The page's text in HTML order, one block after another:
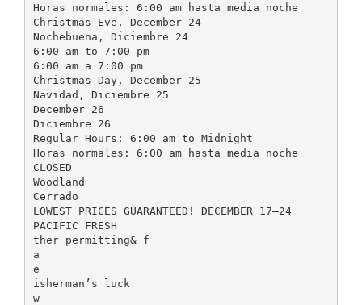
Horas normales: 6:00 am hasta media noche
Christmas Eve, December 24
Nochebuena, Diciembre 24
6:00 am to 7:00 pm
6:00 am a 7:00 pm
Christmas Day, December 25
Navidad, Diciembre 25
December 26
Diciembre 26
Regular Hours: 6:00 am to Midnight
Horas normales: 6:00 am hasta media noche
CLOSED
Woodland
Cerrado
LOWEST PRICES GUARANTEED! DECEMBER 17–24
PACIFIC FRESH
ther permitting& f
a
e
isherman’s luck
w